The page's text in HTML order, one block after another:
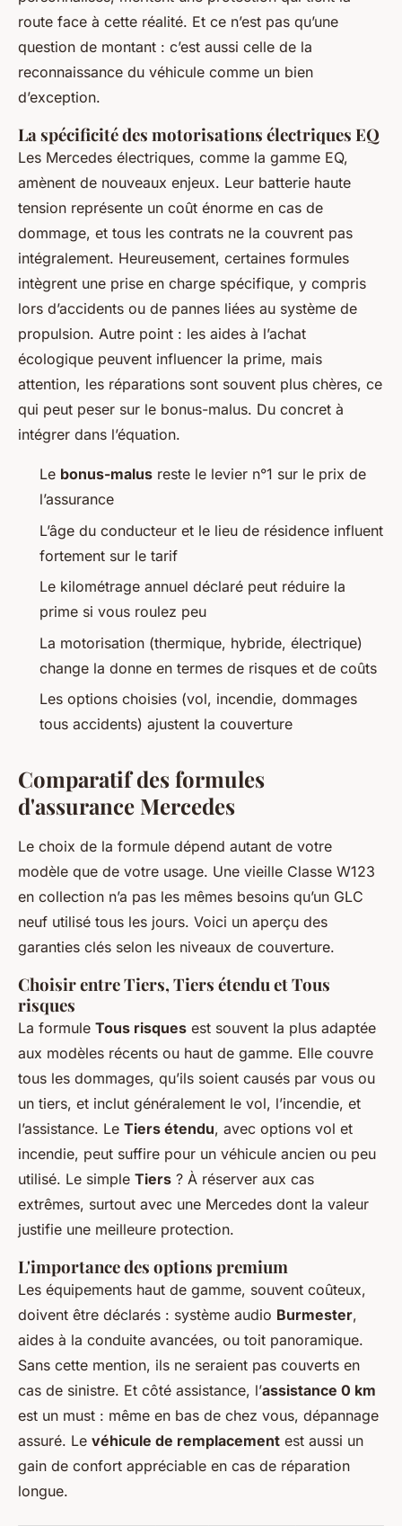
route face à cette réalité. Et ce n’est pas qu’une
question de montant : c’est aussi celle de la
reconnaissance du véhicule comme un bien
d’exception.
La spécificité des motorisations électriques EQ
Les Mercedes électriques, comme la gamme EQ,
amènent de nouveaux enjeux. Leur batterie haute
tension représente un coût énorme en cas de
dommage, et tous les contrats ne la couvrent pas
intégralement. Heureusement, certaines formules
intègrent une prise en charge spécifique, y compris
lors d’accidents ou de pannes liées au système de
propulsion. Autre point : les aides à l’achat
écologique peuvent influencer la prime, mais
attention, les réparations sont souvent plus chères, ce
qui peut peser sur le bonus-malus. Du concret à
intégrer dans l’équation.
Le bonus-malus reste le levier n°1 sur le prix de
l’assurance
L’âge du conducteur et le lieu de résidence influent
fortement sur le tarif
Le kilométrage annuel déclaré peut réduire la
prime si vous roulez peu
La motorisation (thermique, hybride, électrique)
change la donne en termes de risques et de coûts
Les options choisies (vol, incendie, dommages
tous accidents) ajustent la couverture
Comparatif des formules
d'assurance Mercedes
Le choix de la formule dépend autant de votre
modèle que de votre usage. Une vieille Classe W123
en collection n’a pas les mêmes besoins qu’un GLC
neuf utilisé tous les jours. Voici un aperçu des
garanties clés selon les niveaux de couverture.
Choisir entre Tiers, Tiers étendu et Tous
risques
La formule Tous risques est souvent la plus adaptée
aux modèles récents ou haut de gamme. Elle couvre
tous les dommages, qu’ils soient causés par vous ou
un tiers, et inclut généralement le vol, l’incendie, et
l’assistance. Le Tiers étendu, avec options vol et
incendie, peut suffire pour un véhicule ancien ou peu
utilisé. Le simple Tiers ? À réserver aux cas
extrêmes, surtout avec une Mercedes dont la valeur
justifie une meilleure protection.
L'importance des options premium
Les équipements haut de gamme, souvent coûteux,
doivent être déclarés : système audio Burmester,
aides à la conduite avancées, ou toit panoramique.
Sans cette mention, ils ne seraient pas couverts en
cas de sinistre. Et côté assistance, l’assistance 0 km
est un must : même en bas de chez vous, dépannage
assuré. Le véhicule de remplacement est aussi un
gain de confort appréciable en cas de réparation
longue.